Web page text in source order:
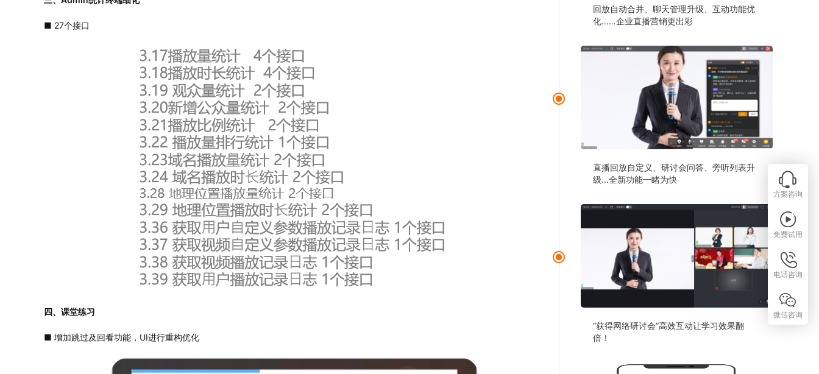
■ 27个接口
四、课堂练习
■ 增加跳过及回看功能，UI进行重构优化
回放自动合并、聊天管理升级、互动功能优
化……企业直播营销更出彩
直播回放自定义、研讨会问答、旁听列表升
级...全新功能一睹为快
“获得网络研讨会”高效互动让学习效果翻
倍！
方案咨询
免费试用
电话咨询
微信咨询